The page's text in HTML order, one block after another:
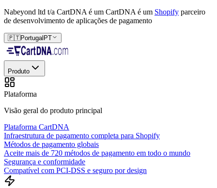
Nabeyond ltd t/a CartDNA é um CartDNA é um Shopify parceiro
de desenvolvimento de aplicações de pagamento
🇵🇹Portugal PT
Produto
Plataforma
Visão geral do produto principal
Plataforma CartDNA
Infraestrutura de pagamento completa para Shopify
Métodos de pagamento globais
Aceite mais de 720 métodos de pagamento em todo o mundo
Segurança e conformidade
Compatível com PCI-DSS e seguro por design